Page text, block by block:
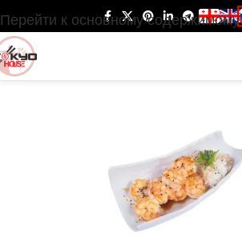
Перейти к основному содержимому